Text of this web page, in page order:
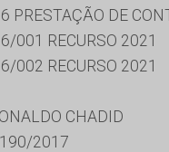
DE
RECURSO 2021
RECURSO 2021
CHADID
2017